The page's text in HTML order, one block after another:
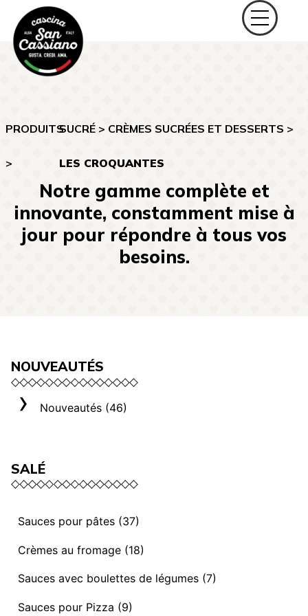
PRODUITS
>
SUCRÉ > CRÈMES SUCRÉES ET DESSERTS >
LES CROQUANTES
Notre gamme complète et
innovante, constamment mise à
jour pour répondre à tous vos
besoins.
NOUVEAUTÉS
Nouveautés (46)
SALÉ
Sauces pour pâtes (37)
Sauces et ragoûts végétaliens (13)
Sauces “ I mediterranei” (3)
Sauces et ragoûts (14)
Crèmes au fromage (18)
Sélection Rome (3)
Crèmes au fromage (8)
Sauces avec boulettes de légumes (7)
Sauces avec Boulettes de légumes (7)
Sauces pour Pizza (9)